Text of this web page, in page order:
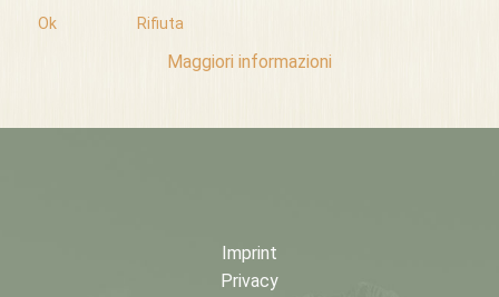
Imprint
Privacy
Ok Rifiuta
Maggiori informazioni